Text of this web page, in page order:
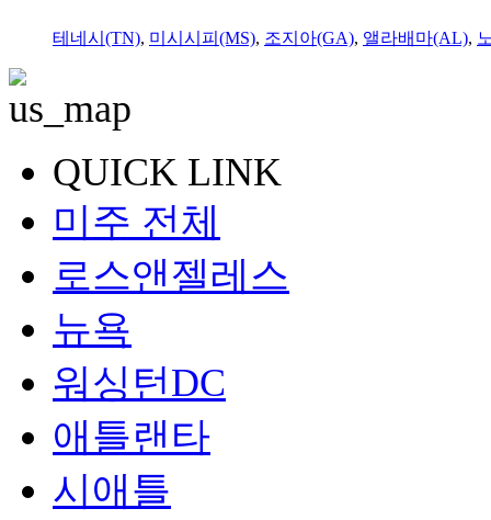
테네시(TN), 미시시피(MS), 조지아(GA), 앨라배마(AL),
QUICK LINK
미주 전체
로스앤젤레스
뉴욕
워싱턴DC
애틀랜타
시애틀